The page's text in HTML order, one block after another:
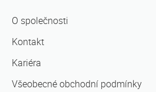
O společnosti
Kontakt
Kariéra
Všeobecné obchodní podmínky